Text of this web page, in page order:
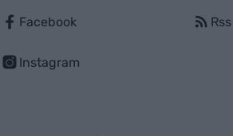
Facebook
Instagram
Rss